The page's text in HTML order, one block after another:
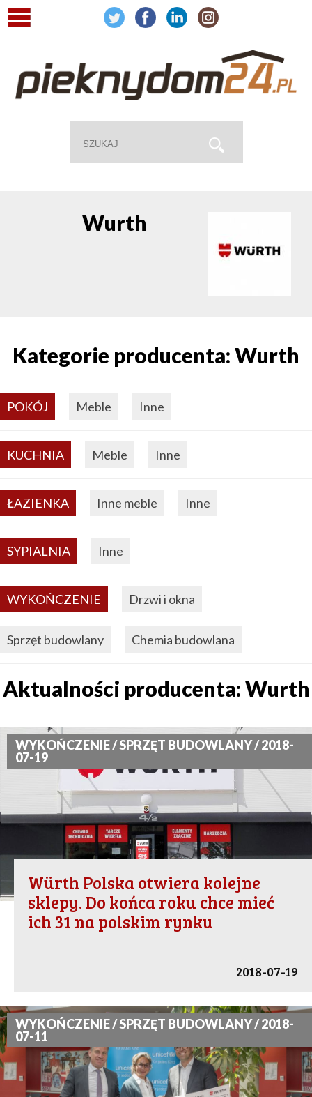
Wurth
Kategorie producenta: Wurth
POKÓJ Meble Inne
KUCHNIA Meble Inne
ŁAZIENKA Inne meble Inne
SYPIALNIA Inne
WYKOŃCZENIE Drzwi i okna
Sprzęt budowlany Chemia budowlana
Aktualności producenta: Wurth
WYKOŃCZENIE / SPRZĘT BUDOWLANY / 2018-
07-19
Würth Polska otwiera kolejne
sklepy. Do końca roku chce mieć
ich 31 na polskim rynku
2018-07-19
WYKOŃCZENIE / SPRZĘT BUDOWLANY / 2018-
07-11